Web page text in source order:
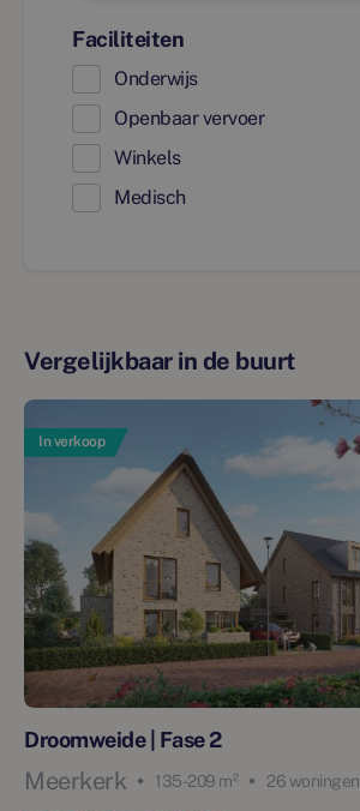
Faciliteiten
Onderwijs
Openbaar vervoer
Winkels
Medisch
Vergelijkbaar in de buurt
In verkoop
Droomweide | Fase 2
Meerkerk 135 - 209 m² 26 woningen